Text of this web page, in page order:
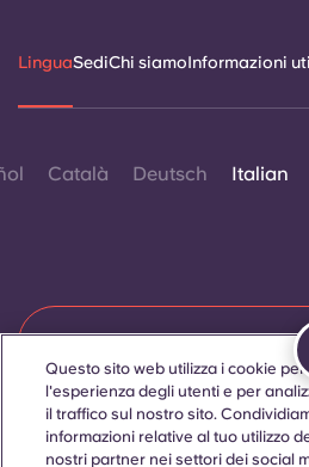
LinguaSediChi siamoInformazioni
Català Deutsch Italian
© 2026. Tutti i diritti riservati.
Laddove in questo sito web
Questo sito web utilizza i cookie per
l'esperienza degli utenti e per
il traffico sul nostro sito.
informazioni relative al tuo utilizzo
nostri partner nei settori dei social